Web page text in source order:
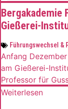
Bergakademie
Gießerei-
Führungswechsel &
Anfang
am Gießerei-
Professor für
diesem Rahmen
Weiterlesen